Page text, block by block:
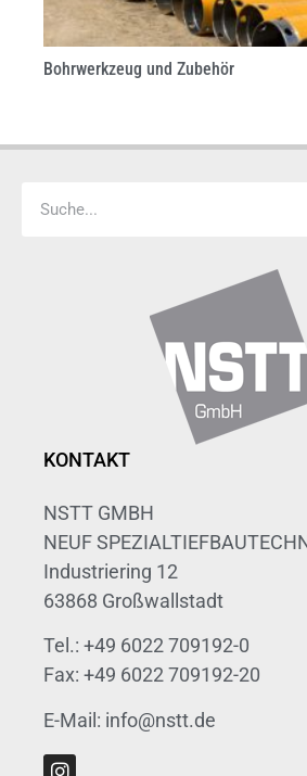
Bohrwerkzeug und Zubehör
KONTAKT
NSTT GMBH
NEUF
Industriering 12
63868 Großwallstadt
Tel.: +49 6022 709192-0
Fax: +49 6022 709192-20
E-Mail: info@nstt.de